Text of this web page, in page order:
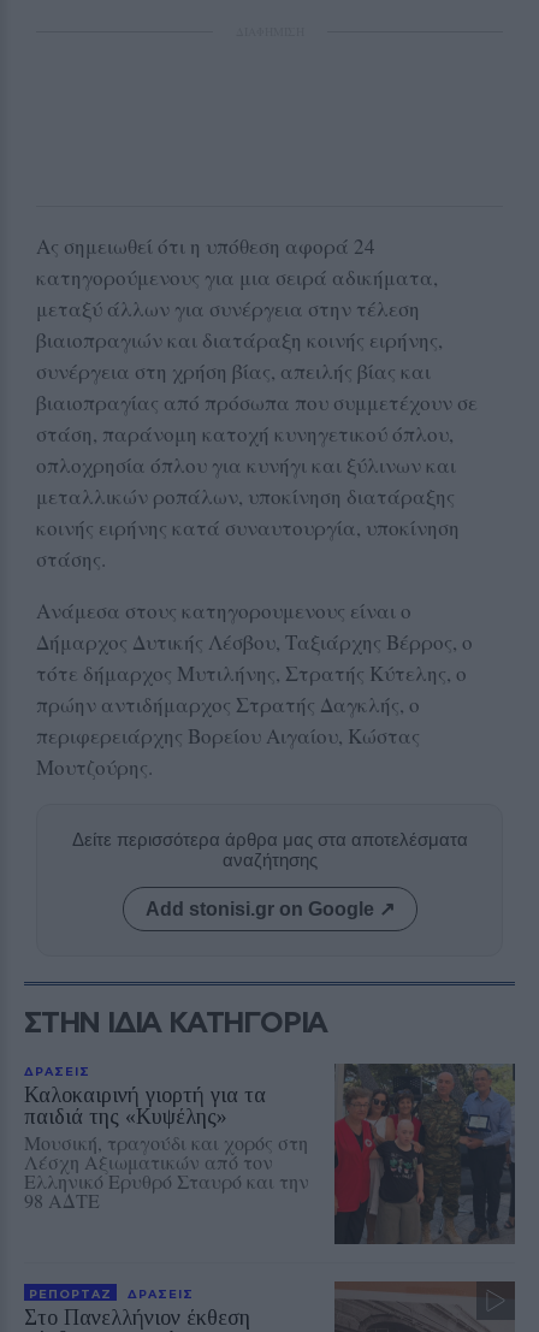
Ας σημειωθεί ότι η υπόθεση αφορά 24
κατηγορούμενους για μια σειρά αδικήματα,
μεταξύ άλλων για συνέργεια στην τέλεση
βιαιοπραγιών και διατάραξη κοινής ειρήνης,
συνέργεια στη χρήση βίας, απειλής βίας και
βιαιοπραγίας από πρόσωπα που συμμετέχουν σε
στάση, παράνομη κατοχή κυνηγετικού όπλου,
οπλοχρησία όπλου για κυνήγι και ξύλινων και
μεταλλικών ροπάλων, υποκίνηση διατάραξης
κοινής ειρήνης κατά συναυτουργία, υποκίνηση
στάσης.
Ανάμεσα στους κατηγορουμενους είναι ο
Δήμαρχος Δυτικής Λέσβου, Ταξιάρχης Βέρρος, ο
τότε δήμαρχος Μυτιλήνης, Στρατής Κύτελης, ο
πρώην αντιδήμαρχος Στρατής Δαγκλής, ο
περιφερειάρχης Βορείου Αιγαίου, Κώστας
Μουτζούρης.
Δείτε περισσότερα άρθρα μας στα αποτελέσματα
αναζήτησης
Add stonisi.gr on Google ↗
ΣΤΗΝ ΙΔΙΑ ΚΑΤΗΓΟΡΙΑ
ΔΡΑΣΕΙΣ
Καλοκαιρινή γιορτή για τα
παιδιά της «Κυψέλης»
Μουσική, τραγούδι και χορός στη
Λέσχη Αξιωματικών από τον
Ελληνικό Ερυθρό Σταυρό και την
98 ΑΔΤΕ
ΡΕΠΟΡΤΑΖ ΔΡΑΣΕΙΣ
Στο Πανελλήνιον έκθεση